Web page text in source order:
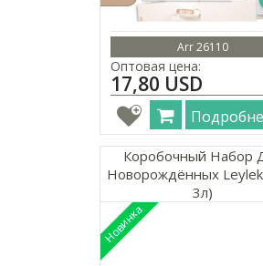
Arr 26110
Оптовая цена:
17,80 USD
Коробочный Набор
Новорождённых
3л)